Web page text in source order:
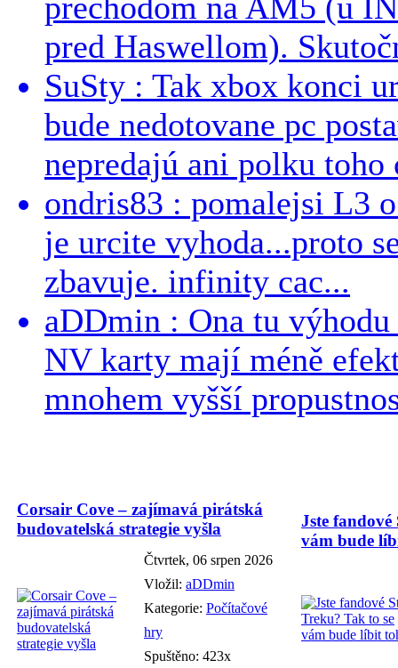
pred Haswellom).
SuSty : Tak xbox konci
bude nedotovane pc
nepredajú ani polku toho
ondris83 : pomalejsi L3
je urcite vyhoda...proto
zbavuje. infinity cac...
aDDmin : Ona tu
NV karty mají méně
mnohem vyšší
Corsair Cove – zajímavá pirátská
budovatelská strategie vyšla
Čtvrtek, 06 srpen 2026
Vložil: aDDmin
Kategorie: Počítačové
hry
Spuštěno: 423x
Jste
vám bude